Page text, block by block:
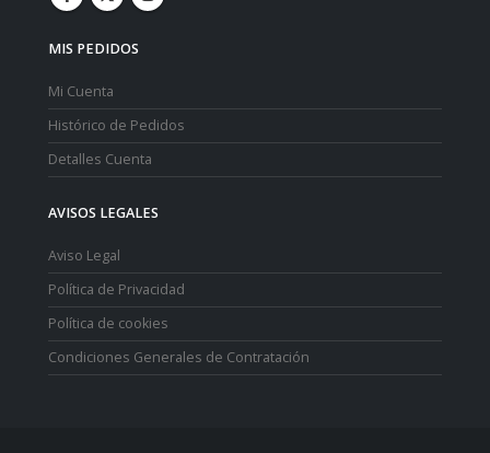
MIS PEDIDOS
Mi Cuenta
Histórico de Pedidos
Detalles Cuenta
AVISOS LEGALES
Aviso Legal
Política de Privacidad
Política de cookies
Condiciones Generales de Contratación